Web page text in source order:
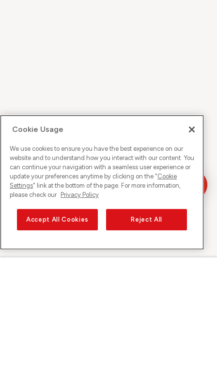
Cookie Usage
We use cookies to ensure you have the best experience on our
website and to understand how you interact with our content. You
can continue your navigation with a seamless user experience or
update your preferences anytime by clicking on the "Cookie
Settings" link at the bottom of the page. For more information,
please check our Privacy Policy
Accept All Cookies Reject All